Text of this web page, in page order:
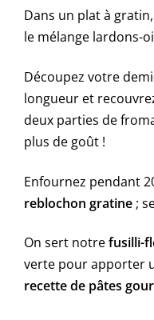
Dans un plat à
le mélange lardons-
Découpez votre
longueur et
deux parties de
plus de goût !
Enfournez pendant
reblochon gratine ;
On sert notrefusilli-
verte pour apporter
recette de pâtes